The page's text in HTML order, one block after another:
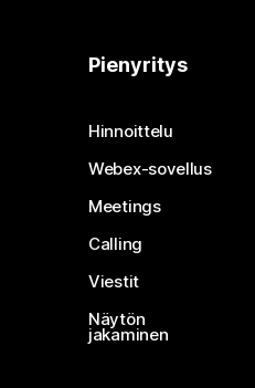
Pienyritys
Hinnoittelu
Webex-sovellus
Meetings
Calling
Viestit
Näytön
jakaminen